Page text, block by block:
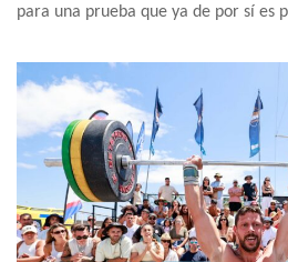
para una prueba que ya de por sí es